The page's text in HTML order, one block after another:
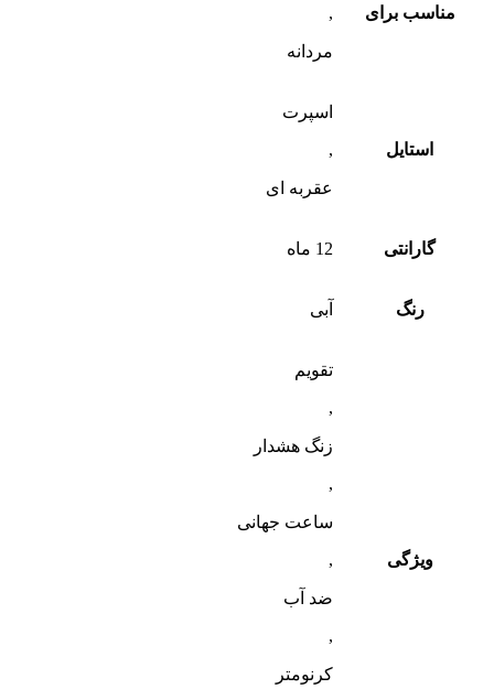
مناسب برای ,
مردانه
استایل
اسپرت
,
عقربه ای
گارانتی 12 ماه
رنگ آبی
ویژگی
تقویم
,
زنگ هشدار
,
ساعت جهانی
,
ضد آب
,
کرنومتر